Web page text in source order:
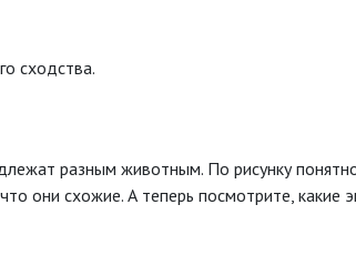
сходства.
разным животным. По рисунку
они схожие. А теперь посмотрите, какие